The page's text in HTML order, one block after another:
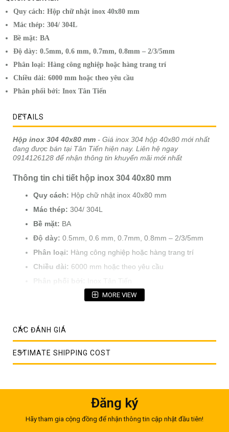
Quy cách: Hộp chữ nhật inox 40x80 mm
Mác thép: 304/ 304L
Bề mặt: BA
Độ dày: 0.5mm, 0.6 mm, 0.7mm, 0.8mm – 2/3/5mm
Phân loại: Hàng công nghiệp hoặc hàng trang trí
Chiều dài: 6000 mm hoặc theo yêu cầu
Phân phối bởi: Inox Tân Tiến
DETAILS
Hộp inox 304 40x80 mm - Giá inox 304 hộp 40x80 mới nhất
đang được bán tại Tân Tiến hiện nay. Liên hệ ngay
0914126128 để nhận thông tin khuyến mãi mới nhất
Thông tin chi tiết hộp inox 304 40x80 mm
Quy cách: Hộp chữ nhật inox 40x80 mm
Mác thép: 304/ 304L
Bề mặt: BA
Độ dày: 0.5mm, 0.6 mm, 0.7mm, 0.8mm – 2/3/5mm
Phân loại: Hàng công nghiệp hoặc hàng trang trí
Chiều dài: 6000 mm hoặc theo yêu cầu
Phân phối bởi:
Inox Tân Tiến
MORE VIEW
CÁC ĐÁNH GIÁ
ESTIMATE SHIPPING COST
Đăng ký
Hãy tham gia cộng đồng để nhận thông tin cập nhật đầu tiên!